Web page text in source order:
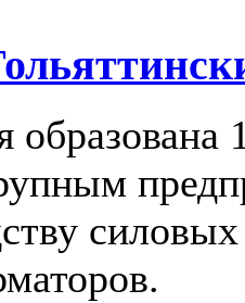
образована